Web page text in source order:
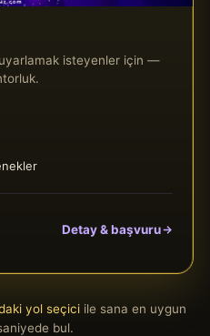
isteyenler için —
Detay & başvuru
yol seçiciile sana en uygun
bul.